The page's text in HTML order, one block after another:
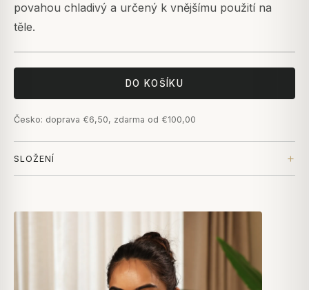
povahou chladivý a určený k vnějšímu použití na
těle.
DO KOŠÍKU
Česko: doprava €6,50, zdarma od €100,00
SLOŽENÍ